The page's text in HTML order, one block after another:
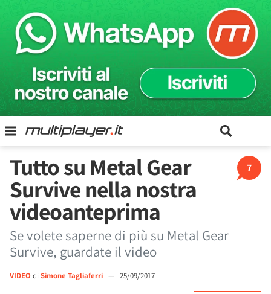
7
Tutto su Metal Gear
Survive nella nostra
videoanteprima
Se volete saperne di più su Metal Gear
Survive, guardate il video
VIDEO di Simone Tagliaferri — 25/09/2017